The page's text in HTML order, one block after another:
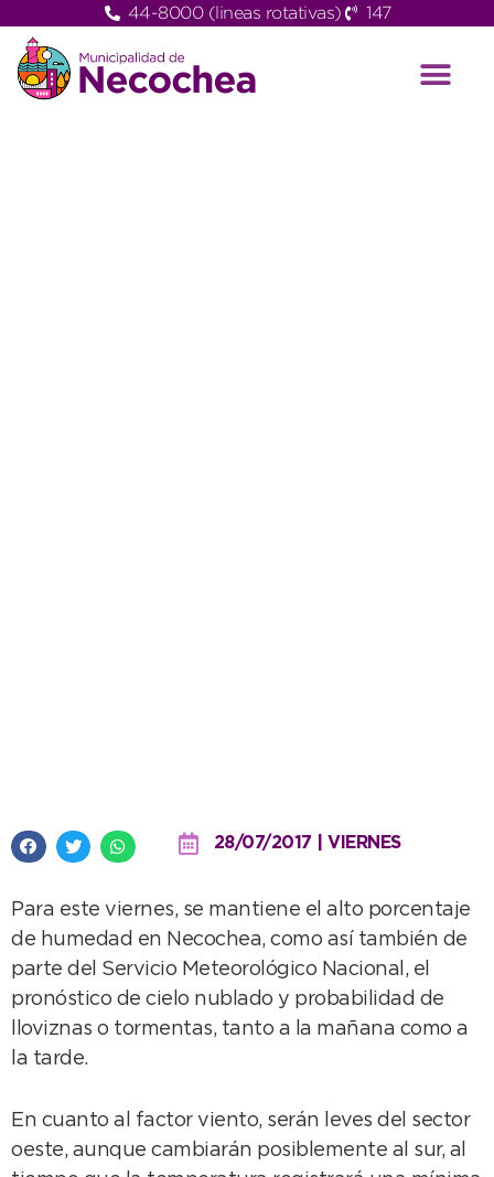
44-8000 (lineas rotativas) 147
28/07/2017 | VIERNES
Para este viernes, se mantiene el alto porcentaje
de humedad en Necochea, como así también de
parte del Servicio Meteorológico Nacional, el
pronóstico de cielo nublado y probabilidad de
lloviznas o tormentas, tanto a la mañana como a
la tarde.
En cuanto al factor viento, serán leves del sector
oeste, aunque cambiarán posiblemente al sur, al